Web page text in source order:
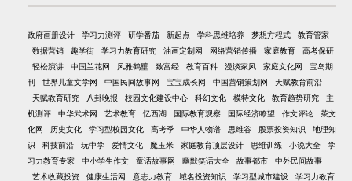
政府画册设计 学习力测评 研学番茄 新起点 学科思维培养 梦想方程式
教育管家
数据营销
趣学街 学习力教育研究 油画定制网 网络营销传播 家庭教育
高考保研
轻松演讲
中国兰花网 风雅鹤壁 致富经 教育百科 漫谈家风 家庭文化网
宝岛期
刊
世界儿童文学网 中国民间故事网 宝宝成长网 中国营销策划网
天赋教育前沿
天赋教育研究
八卦晚报 校园文化建设中心 科幻文化 模特文化 教育趋势研究
主
机测评
中华武术网 艺术教育 忆西湖 国际教育观察 国际经济瞭望 作文评论
茶文
化网
历史文化 学习型校园文化 高考季 中华人物谱 思维谷 股票投资知识
地理知
识
科技前沿 玩中学 爱情文化 魔玉米 家庭教育顶层设计 思维训练 小说大全
学
习力教育专家
中小学生作文 童话故事网 幽默笑话大全 故事都市
中外民间故事
艺术收藏投资
健康生活网 意志力教育 域名投资知识 学习型城市建设 学习力教育